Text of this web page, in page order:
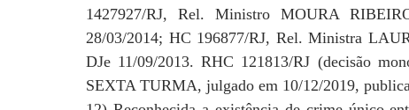
1427927/RJ, Rel. Ministro MOURA
28/03/2014; HC 196877/RJ, Rel. Ministra
DJe 11/09/2013. RHC 121813/RJ (decisão
SEXTA TURMA, julgado em 10/12/2019,